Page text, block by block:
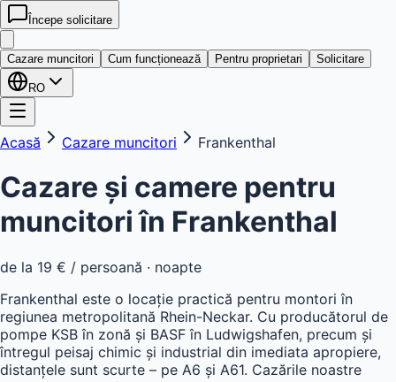
Începe solicitare
kwatera24
Cazare muncitori Cum funcționează Pentru proprietari Solicitare
RO
Acasă Cazare muncitori Frankenthal
Cazare și camere pentru
muncitori în Frankenthal
de la 19 € / persoană · noapte
Frankenthal este o locație practică pentru montori în
regiunea metropolitană Rhein-Neckar. Cu producătorul de
pompe KSB în zonă și BASF în Ludwigshafen, precum și
întregul peisaj chimic și industrial din imediata apropiere,
distanțele sunt scurte – pe A6 și A61. Cazările noastre